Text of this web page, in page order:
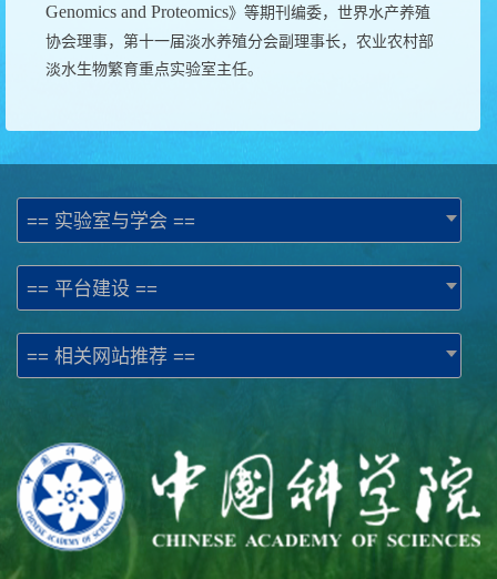
Genomics and Proteomics》等期刊编委，世界水产养殖
协会理事，第十一届淡水养殖分会副理事长，农业农村部
淡水生物繁育重点实验室主任。
== 实验室与学会 ==
== 平台建设 ==
== 相关网站推荐 ==